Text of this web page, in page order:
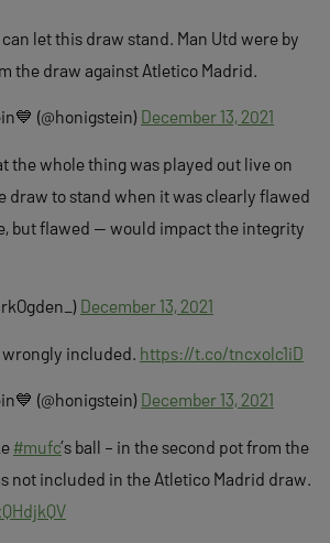
can let this draw stand. Man Utd were by
the draw against Atletico Madrid.
(@honigstein) December 13, 2021
the whole thing was played out live on
draw to stand when it was clearly flawed
but flawed — would impact the integrity
December 13, 2021
included. https://t.co/tncxolc1iD
(@honigstein) December 13, 2021
#mufc’s ball – in the second pot from the
not included in the Atletico Madrid draw.